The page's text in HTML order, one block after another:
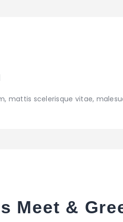
mattis scelerisque vitae,
Meet &